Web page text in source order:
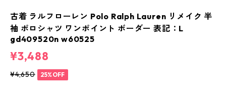
古着 ラルフローレン Polo Ralph Lauren リメイク 半
袖 ポロシャツ ワンポイント ボーダー 表記：L
gd409520n w60525
¥3,488
¥4,650 25%OFF